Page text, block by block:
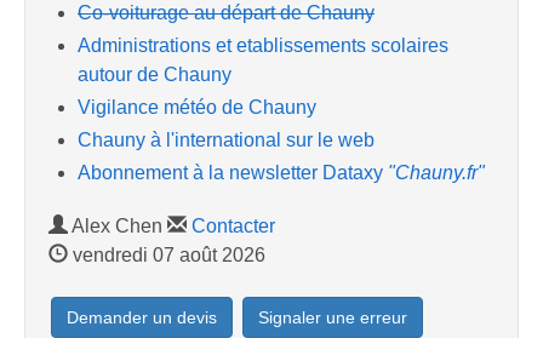
Co-voiturage au départ de Chauny
Administrations et etablissements scolaires
autour de Chauny
Vigilance météo de Chauny
Chauny à l'international sur le web
Abonnement à la newsletter Dataxy "Chauny.fr"
Alex Chen
Contacter
vendredi 07 août 2026
Demander un devis Signaler une erreur